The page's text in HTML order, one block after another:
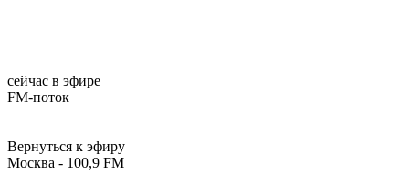
сейчас в эфире
FM-поток
Вернуться к эфиру
Москва - 100,9 FM